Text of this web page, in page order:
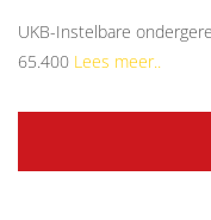
UKB-Instelbare
65.400 Lees meer..